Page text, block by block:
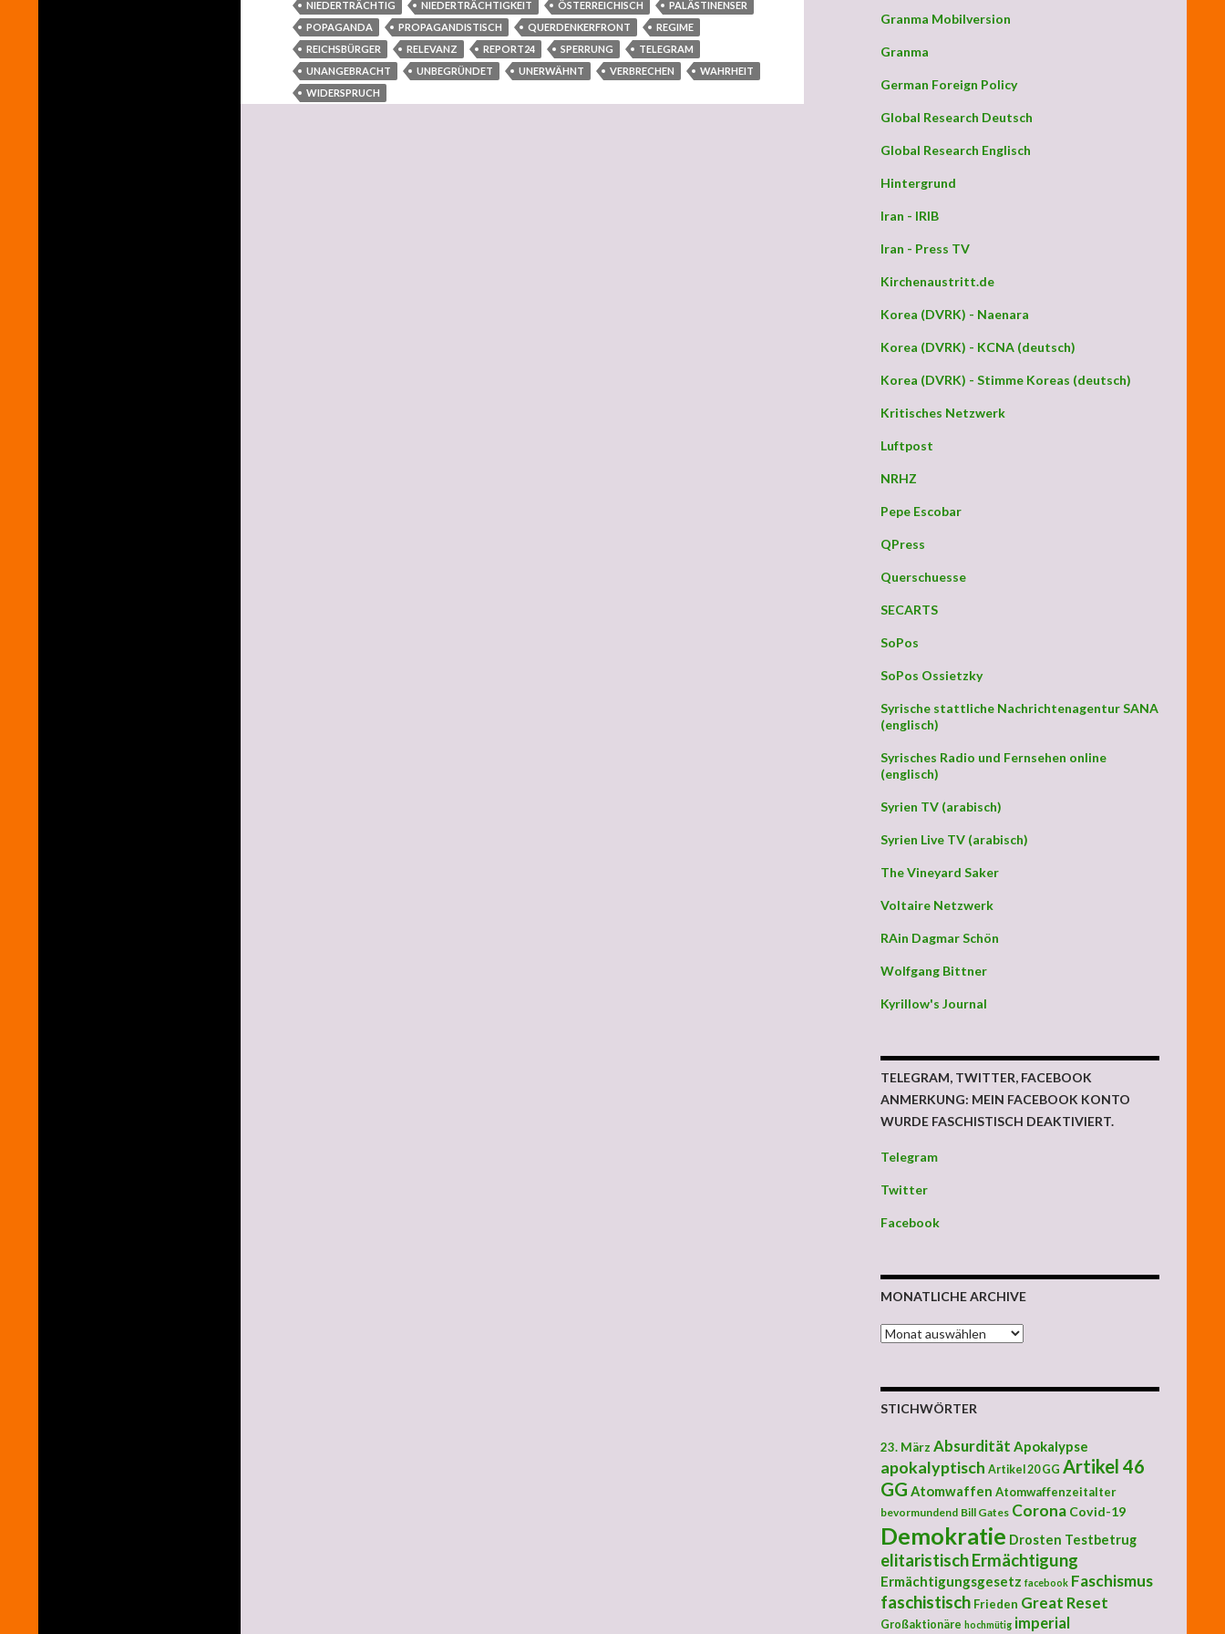
NIEDERTRÄCHTIG
NIEDERTRÄCHTIGKEIT ÖSTERREICHISCH
PALÄSTINENSER
POPAGANDA
PROPAGANDISTISCH QUERDENKERFRONT
REGIME
REICHSBÜRGER
RELEVANZ REPORT24 SPERRUNG
TELEGRAM
UNANGEBRACHT
UNBEGRÜNDET UNERWÄHNT VERBRECHEN
WAHRHEIT
WIDERSPRUCH
Granma Mobilversion
Granma
German Foreign Policy
Global Research Deutsch
Global Research Englisch
Hintergrund
Iran - IRIB
Iran - Press TV
Kirchenaustritt.de
Korea (DVRK) - Naenara
Korea (DVRK) - KCNA (deutsch)
Korea (DVRK) - Stimme Koreas (deutsch)
Kritisches Netzwerk
Luftpost
NRHZ
Pepe Escobar
QPress
Querschuesse
SECARTS
SoPos
SoPos Ossietzky
Syrische stattliche Nachrichtenagentur SANA
(englisch)
Syrisches Radio und Fernsehen online
(englisch)
Syrien TV (arabisch)
Syrien Live TV (arabisch)
The Vineyard Saker
Voltaire Netzwerk
RAin Dagmar Schön
Wolfgang Bittner
Kyrillow's Journal
TELEGRAM, TWITTER, FACEBOOK
ANMERKUNG: MEIN FACEBOOK KONTO
WURDE FASCHISTISCH DEAKTIVIERT.
Telegram
Twitter
Facebook
MONATLICHE ARCHIVE
MONATLICHE ARCHIVE
STICHWÖRTER
23. März Absurdität Apokalypse
apokalyptisch Artikel 20 GG Artikel 46
GG Atomwaffen Atomwaffenzeitalter
bevormundend Bill Gates Corona Covid-19
Demokratie Drosten Testbetrug
elitaristischErmächtigung
Ermächtigungsgesetz facebook Faschismus
faschistisch Frieden Great Reset
Großaktionäre hochmütig imperial